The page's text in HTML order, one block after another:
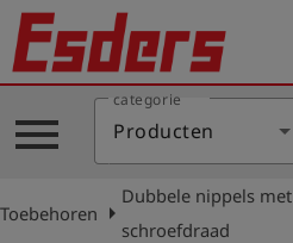
Sectoren
Blog
Producten
menu
categorie
Producten
Toebehoren arrow_right
Dubbele nippels met
schroefdraad